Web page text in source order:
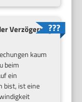
Verzögerung
kaum
beim
ein
bist, ist eine